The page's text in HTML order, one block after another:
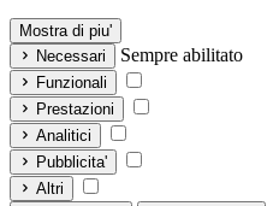
Mostra di piu'
Necessari
Sempre abilitato
Funzionali
Prestazioni
Analitici
Pubblicita'
Altri